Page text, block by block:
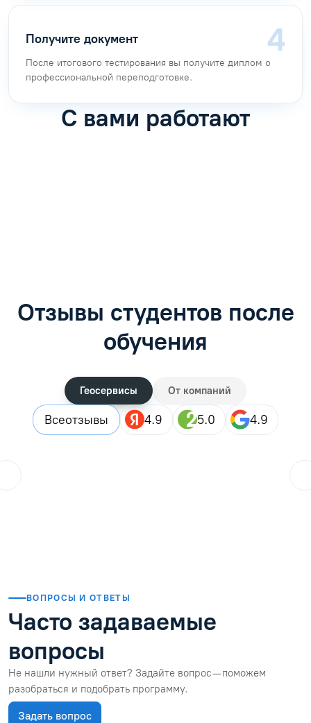
Получите документ
После итогового тестирования вы получите диплом о
профессиональной переподготовке.
С вами работают
Отзывы студентов после
обучения
Геосервисы От компаний
Всеотзывы 4.9 5.0 4.9
ВОПРОСЫ И ОТВЕТЫ
Часто задаваемые
вопросы
Не нашли нужный ответ? Задайте вопрос — поможем
разобраться и подобрать программу.
Задать вопрос